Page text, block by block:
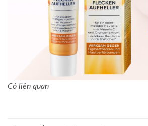
Có liên quan